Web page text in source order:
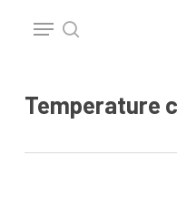
search
Menu
Temperature